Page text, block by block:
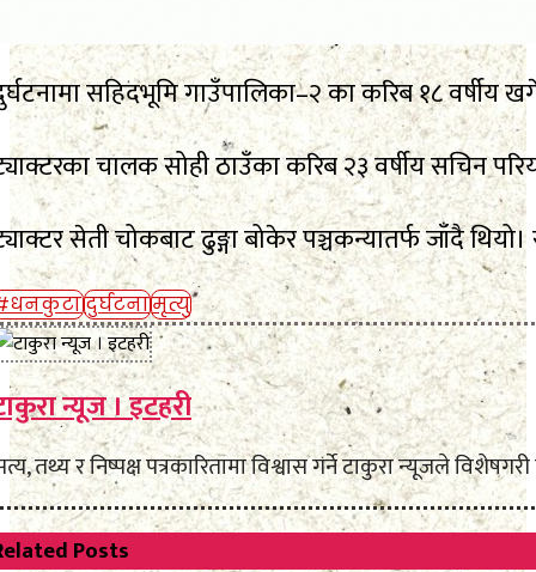
सहिदभूमि गाउँपालिका–२ का करिब १८ वर्षीय
चालक सोही ठाउँका करिब २३ वर्षीय सचिन
सेती चोकबाट ढुङ्गा बोकेर पञ्चकन्यातर्फ जाँदै
दुर्घटनामृत्यु
न्यूज । इटहरी
तथ्य र निष्पक्ष पत्रकारितामा विश्वास गर्ने टाकुरा न्यूजले
Posts